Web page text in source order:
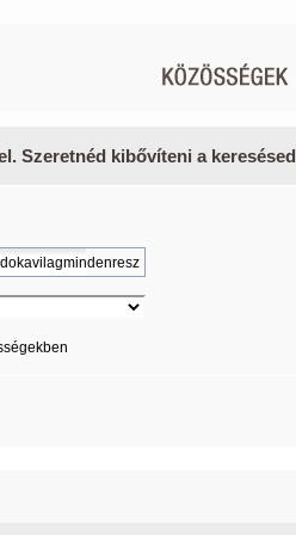
Szeretnéd kibővíteni a keresésed